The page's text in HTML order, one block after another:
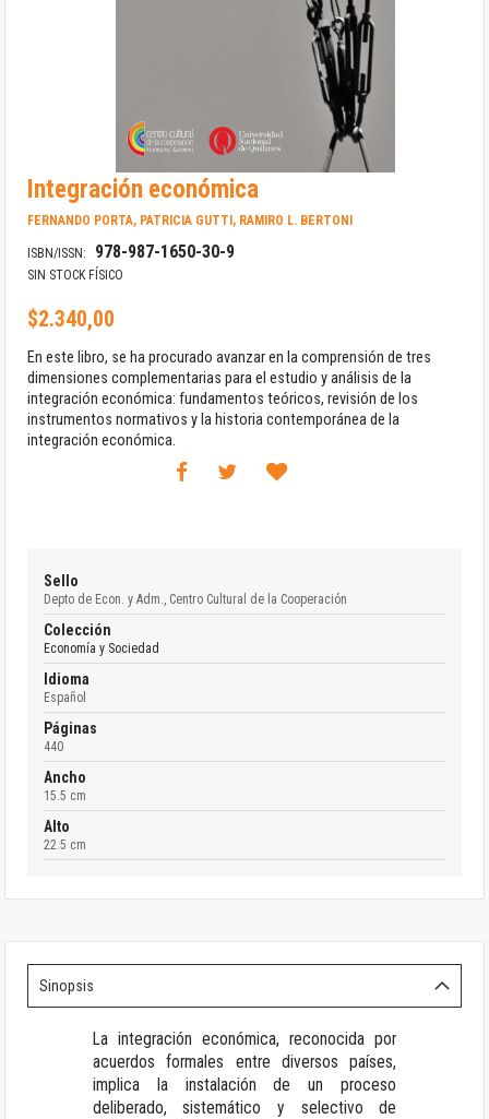
Saltar
al
comienzo
la
galería
Integración económica
FERNANDO PORTA, PATRICIA GUTTI, RAMIRO L. BERTONI
ISBN/ISSN: 978-987-1650-30-9
SIN STOCK FÍSICO
$2.340,00
En este libro, se ha procurado avanzar en la comprensión de tres
dimensiones complementarias para el estudio y análisis de la
integración económica: fundamentos teóricos, revisión de los
instrumentos normativos y la historia contemporánea de la
integración económica.
Sello
Depto de Econ. y Adm., Centro Cultural de la Cooperación
Colección
Economía y Sociedad
Idioma
Español
Páginas
440
Ancho
15.5 cm
Alto
22.5 cm
Sinopsis
La integración económica, reconocida por
acuerdos formales entre diversos países,
implica la instalación de un proceso
deliberado, sistemático y selectivo de